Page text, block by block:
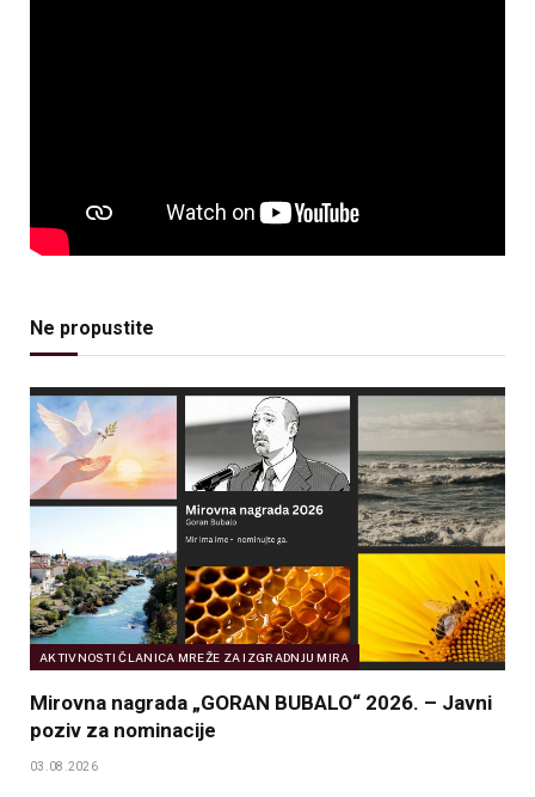
Ne propustite
AKTIVNOSTI ČLANICA MREŽE ZA IZGRADNJU MIRA
Mirovna nagrada „GORAN BUBALO“ 2026. – Javni
poziv za nominacije
03.08.2026